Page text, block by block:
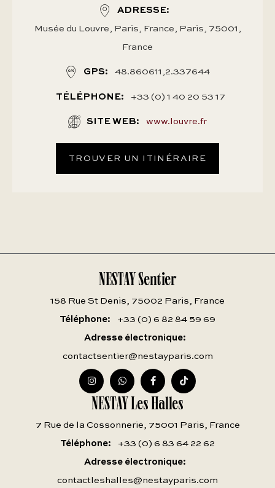
ADRESSE
Musée du Louvre, Paris, France, Paris, 75001,
France
GPS 48.860611,2.337644
TÉLÉPHONE +33 (0) 1 40 20 53 17
SITE WEB www.louvre.fr
TROUVER UN ITINÉRAIRE
NESTAY Sentier
158 Rue St Denis, 75002 Paris, France
Téléphone
+33 (0) 6 82 84 59 69
Adresse électronique
contactsentier@nestayparis.com
NESTAY Les Halles
7 Rue de la Cossonnerie, 75001 Paris, France
Téléphone
+33 (0) 6 83 64 22 62
Adresse électronique
contactleshalles@nestayparis.com